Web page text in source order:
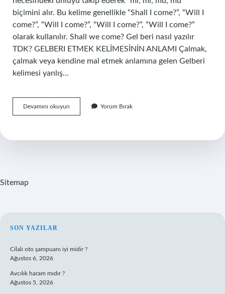
biçimini alır. Bu kelime genellikle “Shall I come?”, “Will I
come?”, “Will I come?”, “Will I come?”, “Will I come?”
olarak kullanılır. Shall we come? Gel beri nasıl yazılır
TDK? GELBERI ETMEK KELİMESİNİN ANLAMI Çalmak,
çalmak veya kendine mal etmek anlamına gelen Gelberi
kelimesi yanlış…
Devamını okuyun
Mi
Yorum Bırak
Sitemap
SIDEBAR
SON YAZILAR
Cilalı oto şampuanı iyi midir ?
Ağustos 6, 2026
Avcılık haram mıdır ?
Ağustos 5, 2026